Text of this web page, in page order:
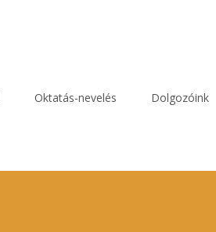
Oktatás-nevelés Dolgozóink